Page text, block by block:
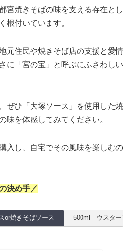
宮焼きそばの味を支える存在とし
根付いています。
元住民や焼きそば店の支援と愛情
に「宮の宝」と呼ぶにふさわしい
ぜひ「大塚ソース」を使用した焼
味を体感してみてください。
入し、自宅でその風味を楽しむの
決め手／
or焼きそばソース 500ml ウスターソ